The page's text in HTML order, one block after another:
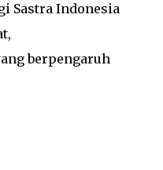
Sastra Indonesia
berpengaruh